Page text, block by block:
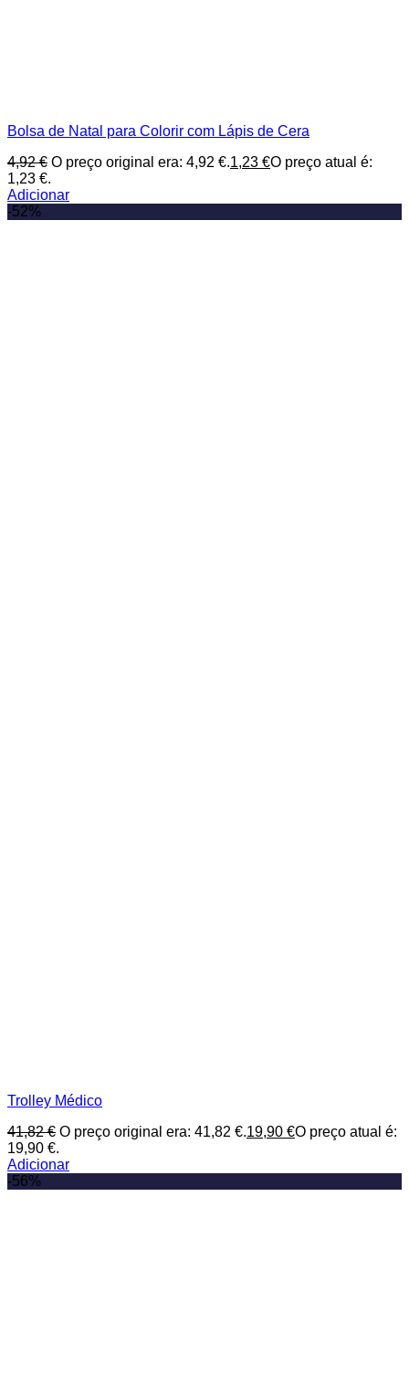
Bolsa de Natal para Colorir com Lápis de Cera
4,92€ O preço original era: 4,92 €.1,23 €O preço atual é:
1,23 €.
Adicionar
-52%
Trolley Médico
41,82€ O preço original era: 41,82 €.19,90 €O preço atual é:
19,90 €.
Adicionar
-56%